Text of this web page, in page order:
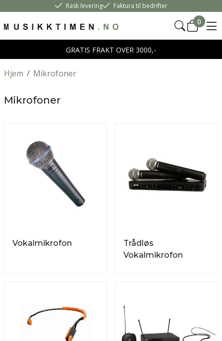
Rask levering Faktura til bedrifter
0
GRATIS FRAKT OVER 3000,-
/
Hjem Mikrofoner
Mikrofoner
Vokalmikrofon
Trådløs
Vokalmikrofon